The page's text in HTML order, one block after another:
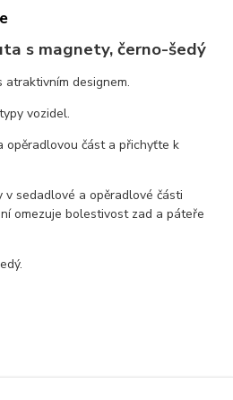
s magnety, černo-šedý
designem.
vozidel.
opěradlovou část a přichyťte k
v sedadlové a opěradlové části
omezuje bolestivost zad a páteře